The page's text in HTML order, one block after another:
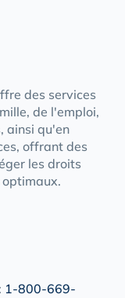
des services
de l'emploi,
ainsi qu'en
offrant des
les droits
1-800-669-